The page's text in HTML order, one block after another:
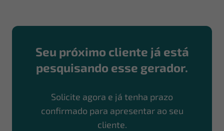
Seu próximo cliente já está
pesquisando esse gerador.
Solicite agora e já tenha prazo
confirmado para apresentar ao seu
cliente.